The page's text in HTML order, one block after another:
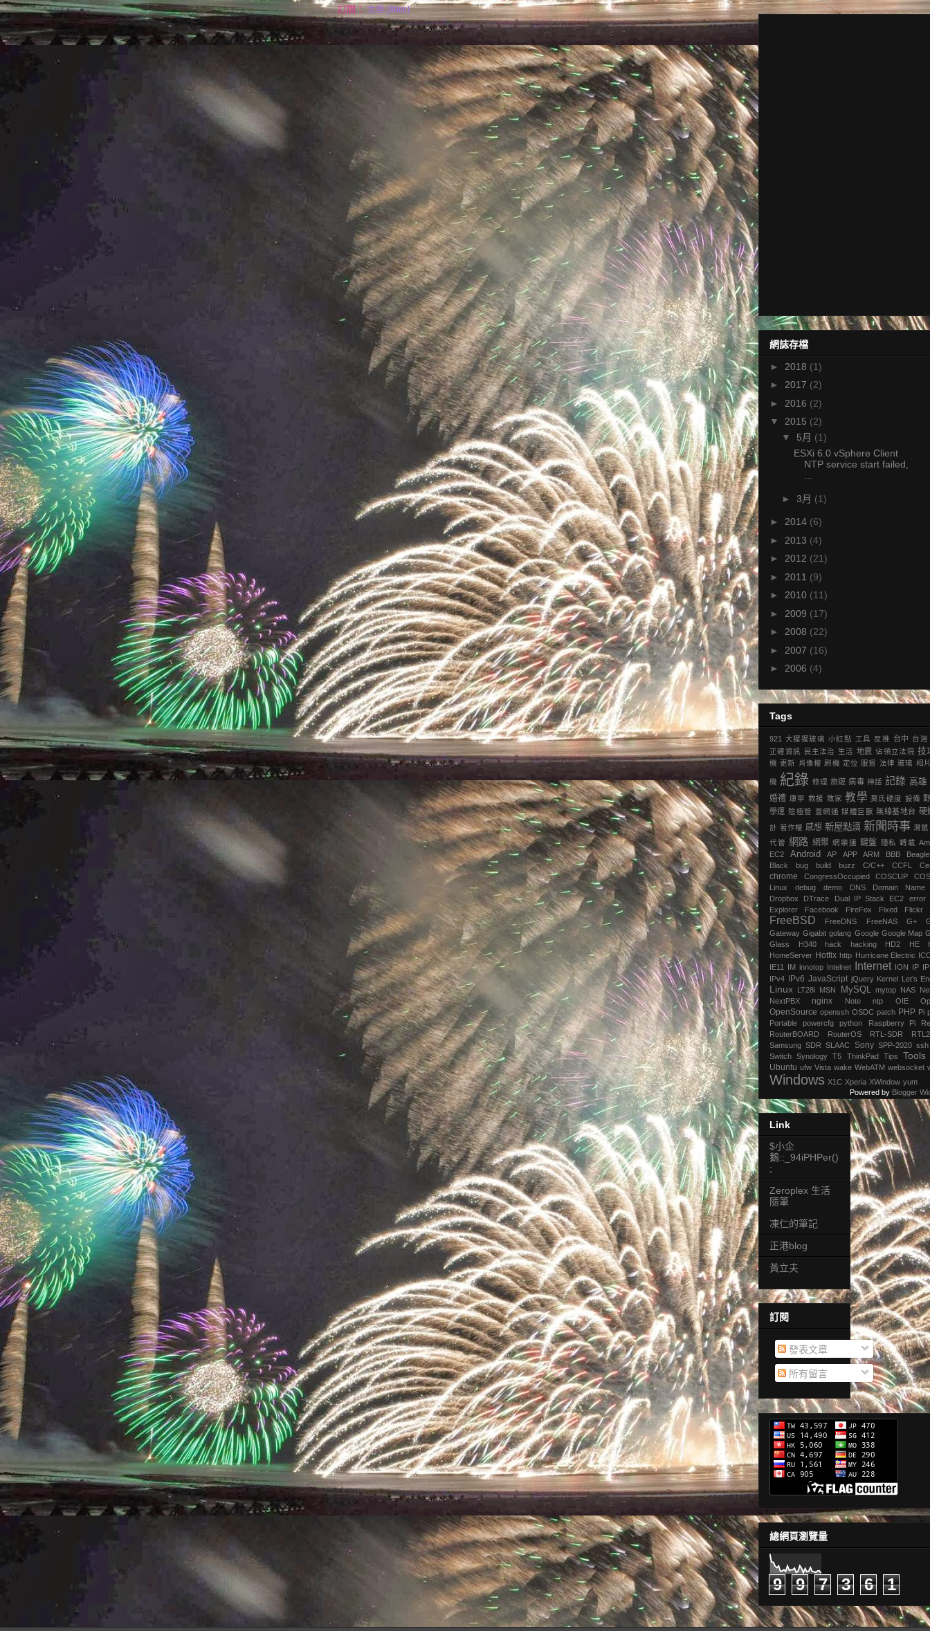
訂閱：文章 (Atom)
網誌存檔
► 2018 (1)
► 2017 (2)
► 2016 (2)
▼ 2015 (2)
▼ 5月 (1)
ESXi 6.0 vSphere Client
NTP service start failed,
...
► 3月 (1)
► 2014 (6)
► 2013 (4)
► 2012 (21)
► 2011 (9)
► 2010 (11)
► 2009 (17)
► 2008 (22)
► 2007 (16)
► 2006 (4)
Tags
921 大猩猩玻璃 小紅點 工具 反推 台中 台灣
正確資訊
民主法治 生活 地震 ‎佔領立法院‬ 技
機 更新 肖像權 刷機 定位 服貿 法律 玻璃 相
機 紀錄 修理 旅遊 病毒 神話 記錄 高雄
婚禮 康寧 救援 敗家 教學 莫氏硬度 設備
學運 陰極管 壹網通 媒體巨獸 無線基地台 硬
計 著作權 感想 新屋點滴 新聞時事 滑鼠
代管 網路 網聚 網樂通 鍵盤 隱私 轉載
EC2
Android AP APP ARM BBB
Black
bug build buzz C/C++ CCFL
chrome ‎CongressOccupied COSCUP
Linux
debug demo DNS
Domain Name
Dropbox
DTrace Dual IP Stack EC2
error
Explorer
Facebook FireFox Fixed Flickr
FreeBSD FreeDNS FreeNAS G+
Gateway Gigabit golang Google Google Map
Glass
H340 hack hacking HD2 HE
HomeServer Hotfix http Hurricane Electric
IE11
IM innotop Intelnet Internet ION IP
IPv4 IPv6 JavaScript jQuery Kernel Let’s
Linux LT28i MSN MySQL mytop NAS
NextPBX
nginx Note ntp OIE
OpenSource openssh OSDC patch PHP Pi
Portable
powercfg python Raspberry Pi
RouterBOARD
RouterOS RTL-SDR
Samsung SDR SLAAC Sony SPP-2020 ssh
Switch Synology T5 ThinkPad Tips Tools
Ubuntu ufw Vista wake WebATM websocket
Windows X1C Xperia XWindow yum
Powered by Blogger
Link
$小企
鵝::_94iPHPer()
;
Zeroplex 生活
隨筆
凍仁的筆記
正港blog
黃立夫
訂閱
發表文章
所有留言
總網頁瀏覽量
9 9 7 3 6 1